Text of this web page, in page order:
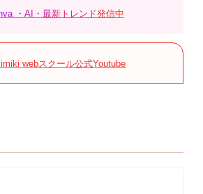
・AI・最新トレンド発信中
webスクール公式Youtube